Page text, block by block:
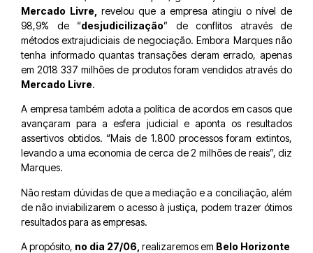
Mercado Livre, revelou que a empresa atingiu o nível de
98,9% de “desjudicilização” de conflitos através de
métodos extrajudiciais de negociação. Embora Marques não
tenha informado quantas transações deram errado, apenas
em 2018 337 milhões de produtos foram vendidos através do
Mercado Livre.
A empresa também adota a política de acordos em casos que
avançaram para a esfera judicial e aponta os resultados
assertivos obtidos. “Mais de 1.800 processos foram extintos,
levando a uma economia de cerca de 2 milhões de reais”, diz
Marques.
Não restam dúvidas de que a mediação e a conciliação, além
de não inviabilizarem o acesso à justiça, podem trazer ótimos
resultados para as empresas.
A propósito, no dia 27/06, realizaremos em Belo Horizonte